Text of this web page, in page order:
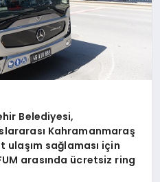
Belediyesi,
Kahramanmaraş
ulaşım sağlaması için
arasında ücretsiz ring